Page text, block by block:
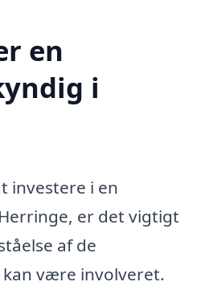
en
i
investere i en
er det vigtigt
af de
være involveret.